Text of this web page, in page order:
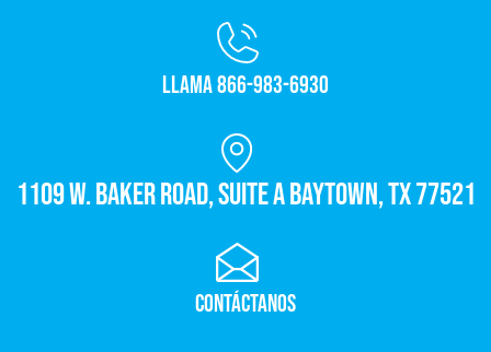
Llama 866-983-6930
1109 W. Baker Road, Suite A Baytown, TX 77521
Contáctanos